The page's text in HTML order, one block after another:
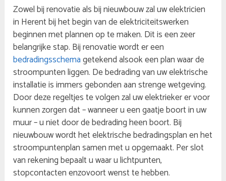
Zowel bij renovatie als bij nieuwbouw zal uw elektricien
in Herent bij het begin van de elektriciteitswerken
beginnen met plannen op te maken. Dit is een zeer
belangrijke stap. Bij renovatie wordt er een
bedradingsschemagetekend alsook een plan waar de
stroompunten liggen. De bedrading van uw elektrische
installatie is immers gebonden aan strenge wetgeving.
Door deze regeltjes te volgen zal uw elektrieker er voor
kunnen zorgen dat – wanneer u een gaatje boort in uw
muur – u niet door de bedrading heen boort. Bij
nieuwbouw wordt het elektrische bedradingsplan en het
stroompuntenplan samen met u opgemaakt. Per slot
van rekening bepaalt u waar u lichtpunten,
stopcontacten enzovoort wenst te hebben.